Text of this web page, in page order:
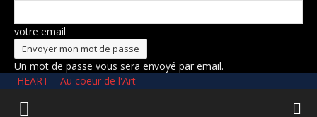
votre email
Un mot de passe vous sera envoyé par email.
HEART – Au coeur de l'Art